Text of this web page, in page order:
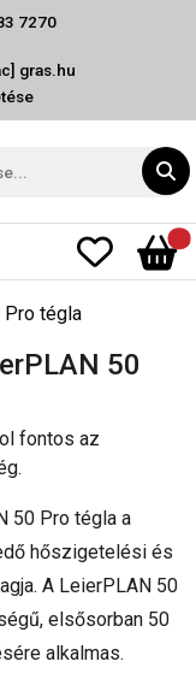
7270
gras.hu
50
fontos az
50 Pro tégla a
hőszigetelési és
A LeierPLAN 50
elsősorban 50
alkalmas.